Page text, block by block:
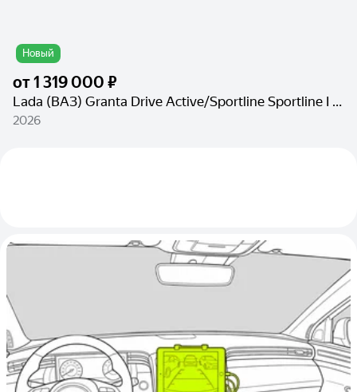
Новый
от1 319 000 ₽
Lada (ВАЗ) Granta Drive Active/Sportline Sportline I Рестайлинг
2026